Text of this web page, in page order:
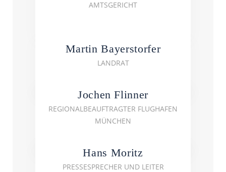
AMTSGERICHT
Martin Bayerstorfer
LANDRAT
Jochen Flinner
REGIONALBEAUFTRAGTER FLUGHAFEN
MÜNCHEN
Hans Moritz
PRESSESPRECHER UND LEITER